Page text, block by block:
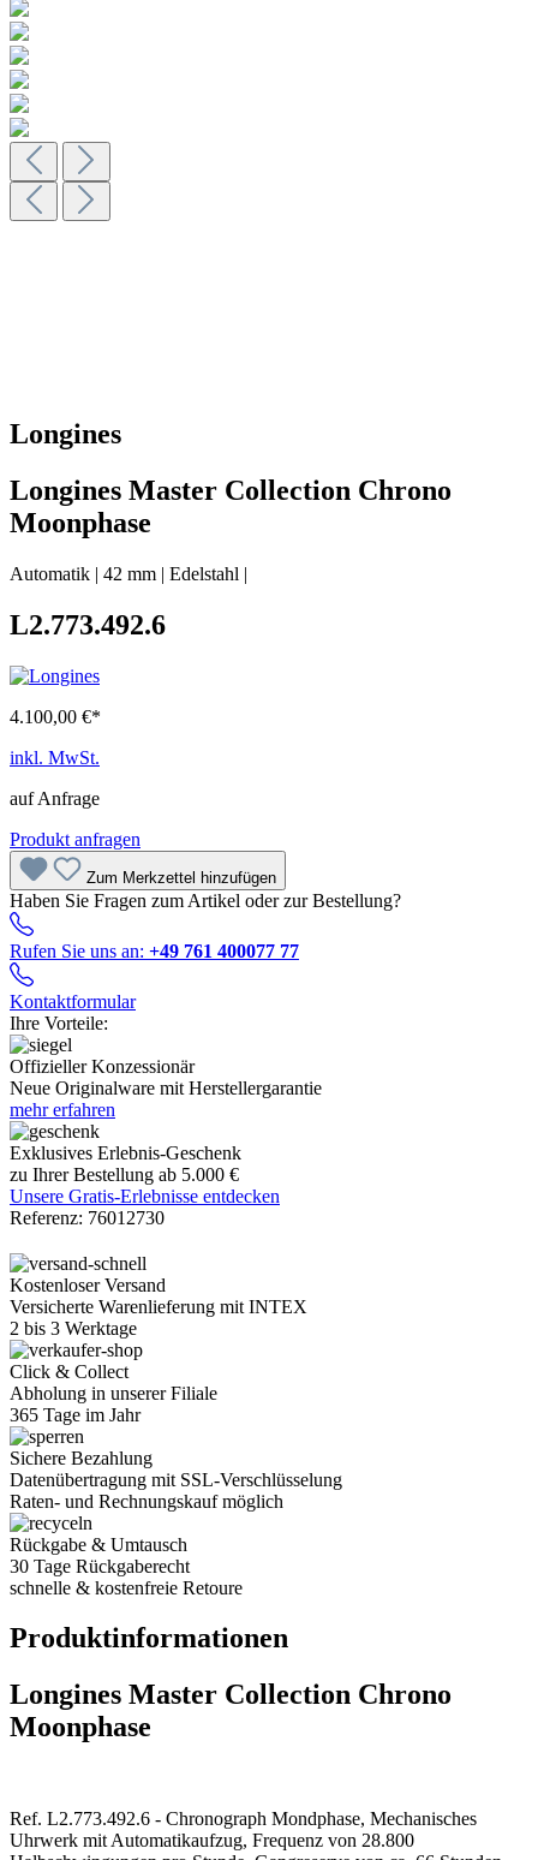
Longines
Longines Master Collection Chrono
Moonphase
Automatik | 42 mm | Edelstahl |
L2.773.492.6
4.100,00 €*
inkl. MwSt.
auf Anfrage
Produkt anfragen
Zum Merkzettel hinzufügen
Haben Sie Fragen zum Artikel oder zur Bestellung?
Rufen Sie uns an: +49 761 400077 77
Kontaktformular
Ihre Vorteile:
Offizieller Konzessionär
Neue Originalware mit Herstellergarantie
mehr erfahren
Exklusives Erlebnis-Geschenk
zu Ihrer Bestellung ab 5.000 €
Unsere Gratis-Erlebnisse entdecken
Referenz: 76012730
Kostenloser Versand
Versicherte Warenlieferung mit INTEX
2 bis 3 Werktage
Click & Collect
Abholung in unserer Filiale
365 Tage im Jahr
Sichere Bezahlung
Datenübertragung mit SSL-Verschlüsselung
Raten- und Rechnungskauf möglich
Rückgabe & Umtausch
30 Tage Rückgaberecht
schnelle & kostenfreie Retoure
Produktinformationen
Longines Master Collection Chrono
Moonphase
Ref. L2.773.492.6 - Chronograph Mondphase, Mechanisches
Uhrwerk mit Automatikaufzug, Frequenz von 28.800